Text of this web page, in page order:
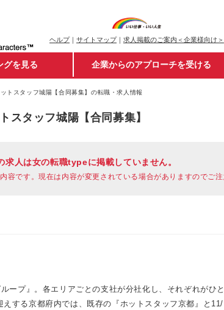
ヘルプ｜ サイトマップ｜ 求人掲載のご案内＜企業様向け＞
グを見る 企業からのアプローチを受ける
トスタッフ城陽【合同募集】の転職・求人情報
スタッフ城陽【合同募集】
求人は女の転職typeに掲載していません。
容です。現在は内容が変更されている場合がありますのでご注
ープ』。各エリアごとの支社が分社化し、それぞれがひと
する京都府内では、既存の『ホットスタッフ京都』と11/